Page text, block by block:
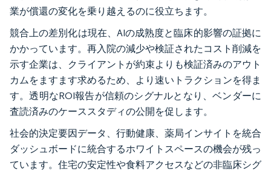
業が償還の変化を乗り越えるのに役立ちます。
競合上の差別化は現在、AIの成熟度と臨床的影響の証拠に
かかっています。再入院の減少や検証されたコスト削減を
示す企業は、クライアントが約束よりも検証済みのアウト
カムをますます求めるため、より速いトラクションを得ま
す。透明なROI報告が信頼のシグナルとなり、ベンダーに
査読済みのケーススタディの公開を促します。
社会的決定要因データ、行動健康、薬局インサイトを統合
ダッシュボードに統合するホワイトスペースの機会が残っ
ています。住宅の安定性や食料アクセスなどの非臨床シグ